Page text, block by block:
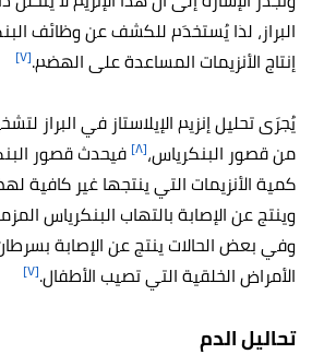
البراز، لذا يُستخدَم للكشف عن وظائف
إنتاج الأنزيمات المساعدة على الهضم.[٧]
يُجرَىتحليل إنزيم الإيلاستاز في البراز
من قصور البنكرياس،[٨]
فيحدث قصور
كمية الأنزيمات التي ينتجها غير كافية
وينتج عن الإصابة بالتهاب البنكرياس
وفي بعض الحالات ينتج عن الإصابة
الأمراض الخلقية التي تصيب الأطفال.[٧]
تحاليل الدم